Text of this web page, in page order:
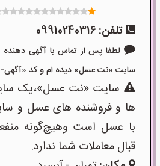
تلفن: 09910240316
لطفا پس از تماس با آگهی دهنده
سایت «نت عسل» دیده ام و کد «آگهی-25» را اعلام کنید»
سایت «نت عسل»،یک
ها و فروشنده های عسل و
با عسل است وهیچ‌گونه
قبال معاملات شما ندارد.